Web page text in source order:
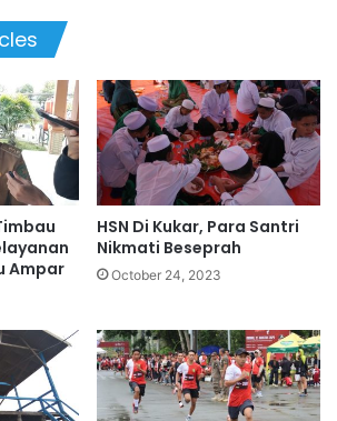
Ampar
HSN Di Kukar, Para Santri
Nikmati Beseprah
October 24, 2023